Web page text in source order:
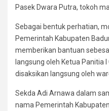
Pasek Dwara Putra, tokoh
Sebagai bentuk perhatian,
Pemerintah Kabupaten
memberikan bantuan
langsung oleh Ketua Panitia
disaksikan langsung oleh
Sekda Adi Arnawa dalam
nama Pemerintah